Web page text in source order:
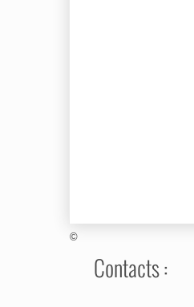
©
Contacts :